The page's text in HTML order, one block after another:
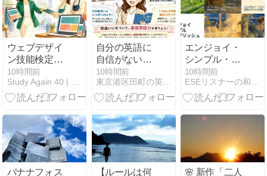
ウェブデザイ
ン技能検定3
級に合格した
ら次は？40代
の活かし方と
10時間前
Study Again 40 | 40代、勉強し直す人へ。
自分の英語に
自信がない…
自分の間違い
に自分で気づ
ける基礎英語
一歩！English
Plusレッスン
受講生用2026
年5月2週英語
レッスンの復
10時間前
東京港区田町の英語学校English Plus英語講師ブログ
エンジョイ・
シンプル・イ
ングリッシュ
今週のチャン
ク解説まとめ
10時間前
ESEリスナーの和訳＆チャンク解説ブログ
バナナフォス
【ルールは何
🌸 新作「二人